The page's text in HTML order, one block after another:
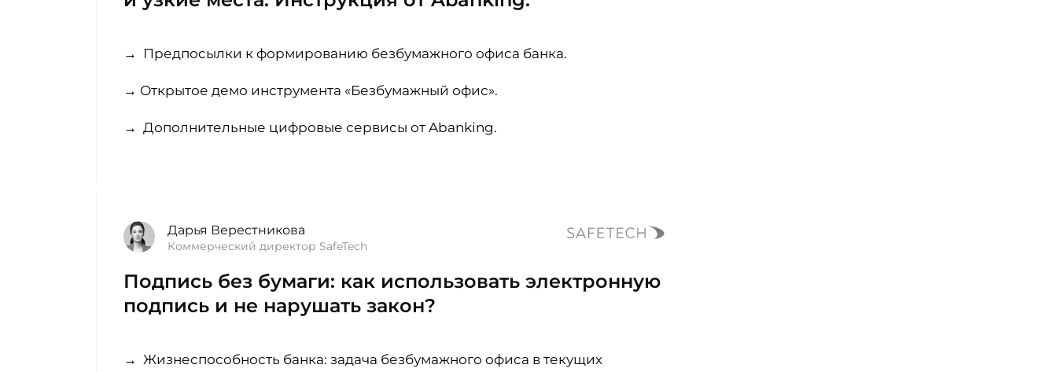
→ Предпосылки к формированию безбумажного офиса банка.
→ Открытое демо инструмента «Безбумажный офис».
→ Дополнительные цифровые сервисы от Abanking.
Дарья Верестникова
Коммерческий директор SafeTech
Подпись без бумаги: как использовать электронную
подпись и не нарушать закон?
→ Жизнеспособность банка: задача безбумажного офиса в текущих